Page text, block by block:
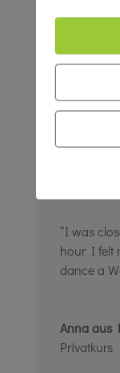
“I was
hour I felt
dance a
Anna aus
Privatkurs